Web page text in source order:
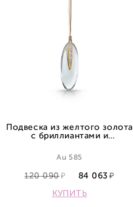
Подвеска из желтого золота
с бриллиантами и
Au 585
120 090
84 063
КУПИТЬ